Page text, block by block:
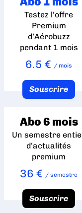
Testez l’offre
Premium
d’Aérobuzz
pendant 1 mois
6.5 € / mois
Souscrire
Abo 6 mois
Un semestre
d’actualités
premium
36 € / semestre
Souscrire